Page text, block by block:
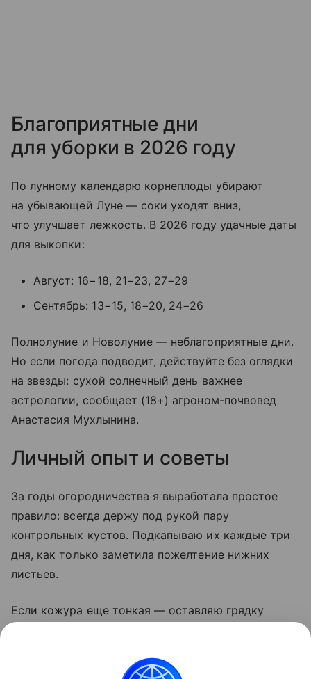
Благоприятные дни
для уборки в 2026 году
По лунному календарю корнеплоды убирают
на убывающей Луне — соки уходят вниз,
что улучшает лежкость. В 2026 году удачные даты
для выкопки:
Август: 16−18, 21−23, 27−29
Сентябрь: 13−15, 18−20, 24−26
Полнолуние и Новолуние — неблагоприятные дни.
Но если погода подводит, действуйте без оглядки
на звезды: сухой солнечный день важнее
астрологии, сообщает (18+) агроном-почвовед
Анастасия Мухлынина.
Личный опыт и советы
За годы огородничества я выработала простое
правило: всегда держу под рукой пару
контрольных кустов. Подкапываю их каждые три
дня, как только заметила пожелтение нижних
листьев.
Если кожура еще тонкая — оставляю грядку
погребе. Сушка на солнце — лучший дезинфектор,